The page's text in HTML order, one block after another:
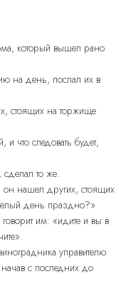
который вышел рано
на день, послал их в
стоящих на торжище
что следовать будет,
то же.
нашел других, стоящих
день праздно?»
им: «идите и вы в
управителю
с последних до